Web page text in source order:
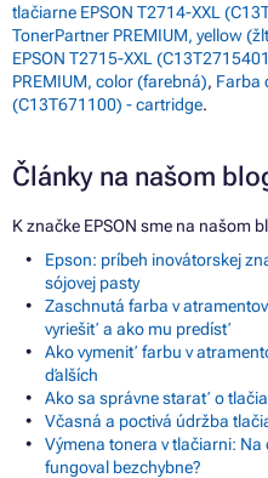
tlačiarne EPSON T2714-XXL
TonerPartner PREMIUM, yellow
EPSON T2715-XXL
PREMIUM, color (farebná), Farba
(C13T671100) - cartridge.
Články na našom
K značke EPSON sme na našom
Epson: príbeh inovátorskej
sójovej pasty
Zaschnutá farba v
vyriešiť a ako mu predísť
Ako vymeniť farbu v
ďalších
Ako sa správne starať o
Včasná a poctivá údržba
Výmena tonera v tlačiarni:
fungoval bezchybne?